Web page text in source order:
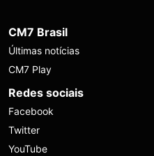
CM7 Brasil
Últimas notícias
CM7 Play
Redes sociais
Facebook
Twitter
YouTube